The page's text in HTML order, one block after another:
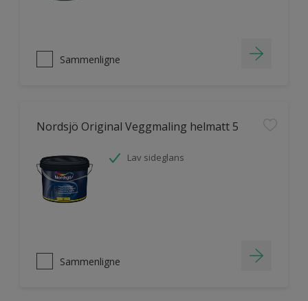
Sammenligne
Nordsjö Original Veggmaling helmatt 5
Lav sideglans
Sammenligne